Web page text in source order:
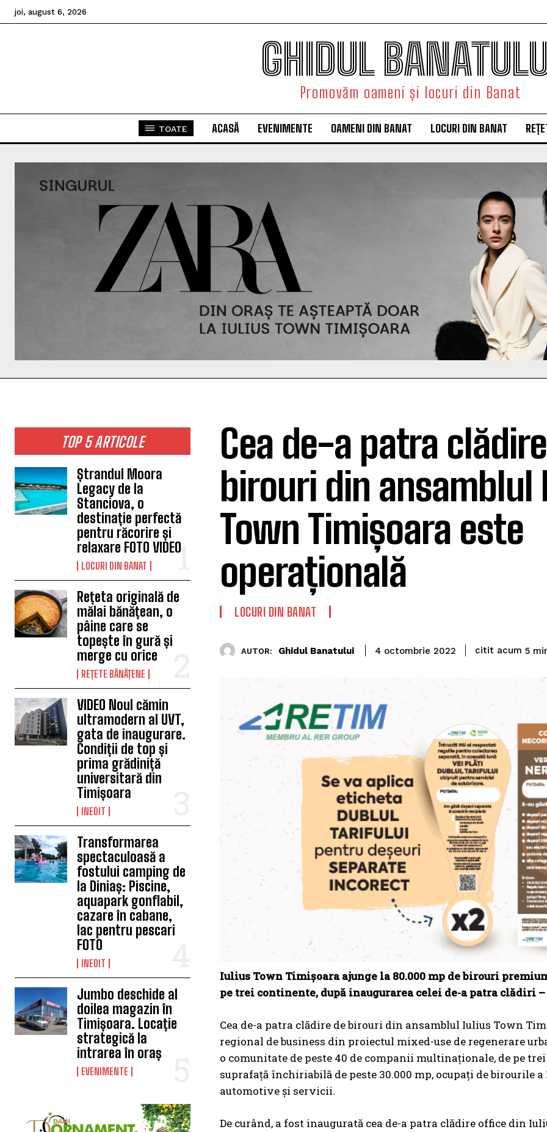
joi, august 6, 2026
GHIDUL
Promovăm oameni și locuri din Banat
TOATE ACASĂ EVENIMENTE OAMENI DIN BANAT LOCURI DIN BANAT
TOP 5 ARTICOLE
Ștrandul Moora
Legacy de la
Stanciova, o
destinație perfectă
pentru răcorire și
relaxare FOTO VIDEO
LOCURI DIN BANAT
Rețeta originală de
mălai bănățean, o
pâine care se
topește în gură și
merge cu orice
REȚETE BĂNĂȚENE
VIDEO Noul cămin
ultramodern al UVT,
gata de inaugurare.
Condiții de top și
prima grădiniță
universitară din
Timișoara
INEDIT
Transformarea
spectaculoasă a
fostului camping de
la Diniaș: Piscine,
aquapark gonflabil,
cazare în cabane,
lac pentru pescari
FOTO
INEDIT
Jumbo deschide al
doilea magazin în
Timișoara. Locație
strategică la
intrarea în oraș
EVENIMENTE
Cea de-a patra
birouri din ansamblul
Town Timișoara este
operațională
LOCURI DIN BANAT
AUTOR: Ghidul Banatului 4 octombrie 2022 citit acum 5
Iulius Town Timișoara ajunge la 80.000 mp de birouri
pe trei continente, după inaugurarea celei de-a patra clădiri
Cea de-a patra clădire de birouri din ansamblul Iulius Town
regional de business din proiectul mixed-use de regenerare
o comunitate de peste 40 de companii multinaționale, de pe
suprafață închiriabilă de peste 30.000 mp, ocupați de birourile
automotive și servicii.
De curând, a fost inaugurată cea de-a patra clădire office din